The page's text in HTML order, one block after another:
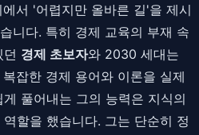
서 '어렵지만 올바른 길'을 제시
니다. 특히 경제 교육의 부재 속
경제 초보자와 2030 세대는
잡한 경제 용어와 이론을 실제
풀어내는 그의 능력은 지식의
할을 했습니다. 그는 단순히 정